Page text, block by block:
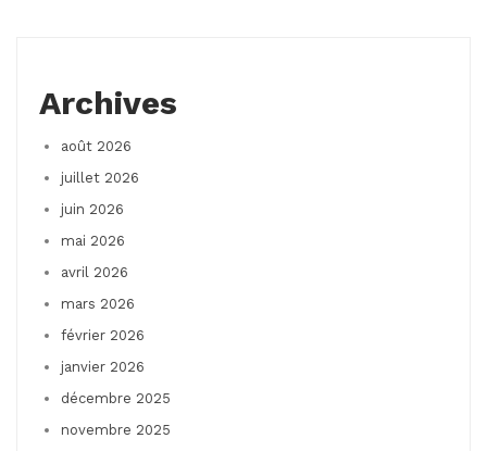
Archives
août 2026
juillet 2026
juin 2026
mai 2026
avril 2026
mars 2026
février 2026
janvier 2026
décembre 2025
novembre 2025